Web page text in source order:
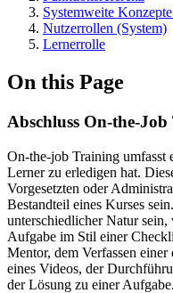
Systemweite
Nutzerrollen (System)
Lernerrolle
On this Page
Abschluss On-the-
On-the-job Training umfasst
Lerner zu erledigen hat.
Vorgesetzten oder
Bestandteil eines Kurses
unterschiedlicher Natur
Aufgabe im Stil einer
Mentor, dem Verfassen
eines Videos, der
der Lösung zu einer Aufgabe.